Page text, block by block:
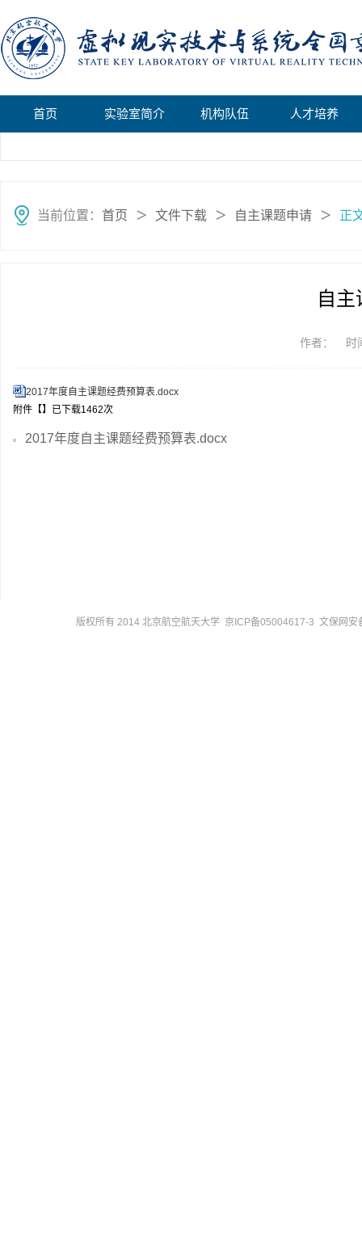
首页 实验室简介 机构队伍 人才培养
当前位置： 首页 ＞ 文件下载 ＞ 自主课题申请 ＞ 正
自
作者： 时
2017年度自主课题经费预算表.docx
附件【
2017年度自主课题经费预算表.docx
】已下载1462次
版权所有 2014 北京航空航天大学 京ICP备05004617-3 文保网